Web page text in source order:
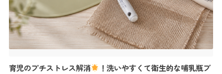
育児のプチストレス解消
！洗いやすくて衛生的な哺乳瓶ブ